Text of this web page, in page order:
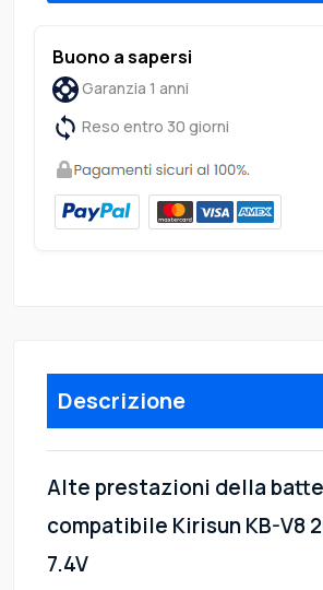
Buono a sapersi
Garanzia 1 anni
Reso entro 30 giorni
Descrizione
Alte prestazioni della
compatibile Kirisun KB-V8
7.4V